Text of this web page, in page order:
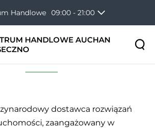
Handlowe 09:00 - 21:00
06:00 - 22:00
HANDLOWE AUCHAN
O nas
O nas
dostawca rozwiązań
zaangażowany w